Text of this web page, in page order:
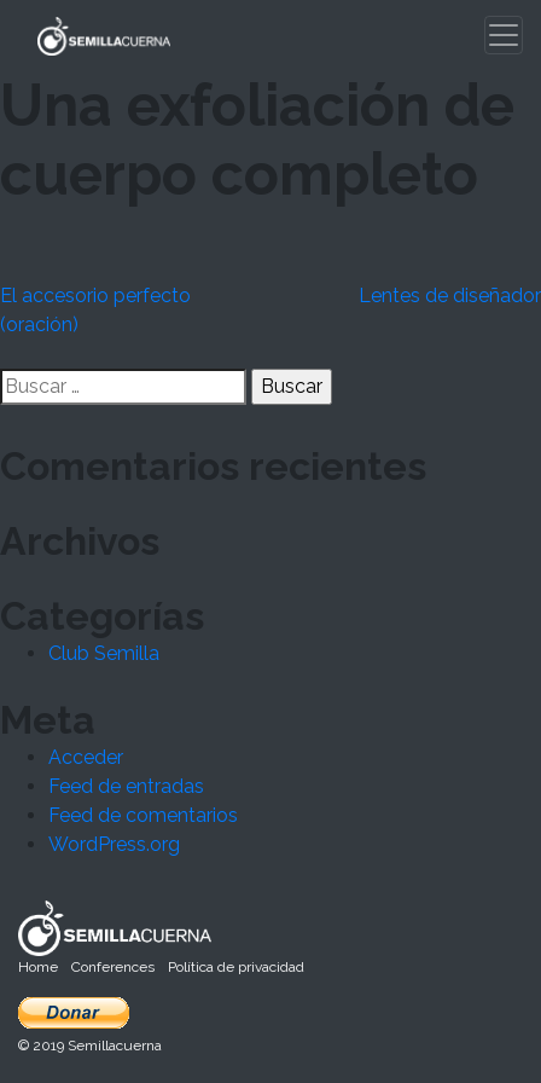
Una exfoliación de
cuerpo completo
Navegación
entradas
El accesorio perfecto
(oración)
Lentes de diseñador
Buscar:
Comentarios recientes
Archivos
Categorías
Club Semilla
Meta
Acceder
Feed de entradas
Feed de comentarios
WordPress.org
Home Conferences Política de privacidad
© 2019 Semillacuerna